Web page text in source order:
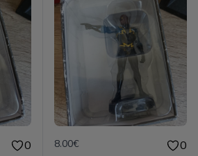
0 8.00€ 0